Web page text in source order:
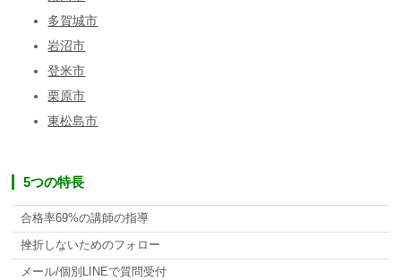
多賀城市
岩沼市
登米市
栗原市
東松島市
5つの特長
合格率69%の講師の指導
挫折しないためのフォロー
メール/個別LINEで質問受付